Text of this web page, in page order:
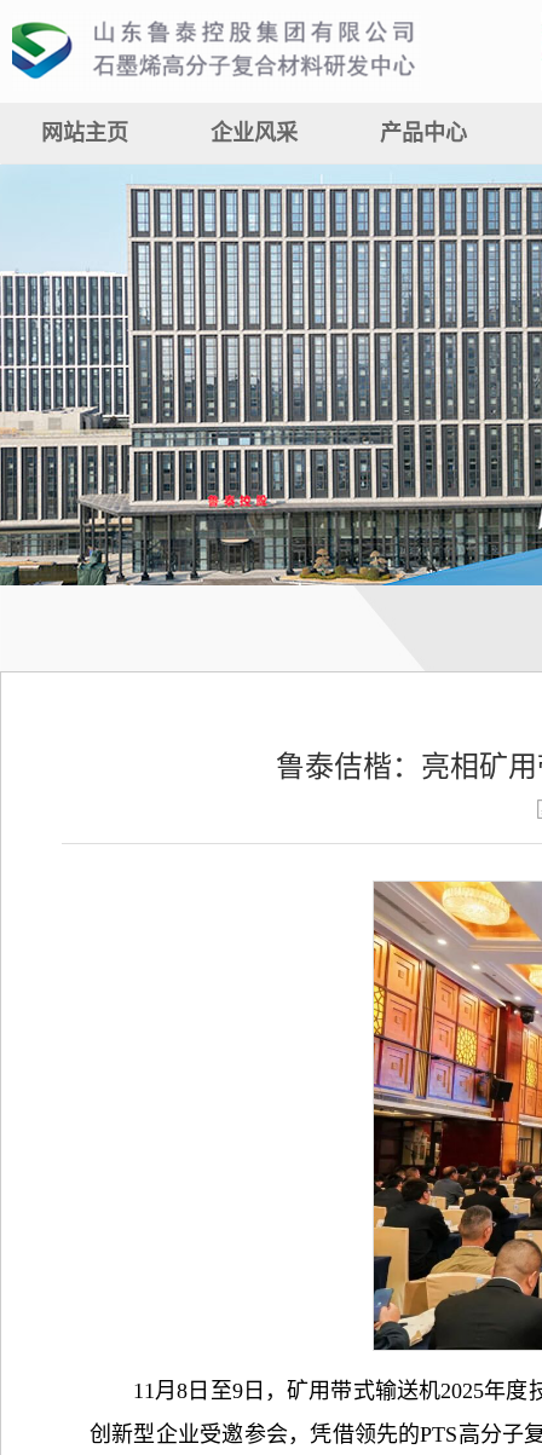
网站主页 企业风采 产品中心
鲁泰佶楷：亮相矿
11月8日至9日，矿用带式输送机2025年
创新型企业受邀参会，凭借领先的PTS高分